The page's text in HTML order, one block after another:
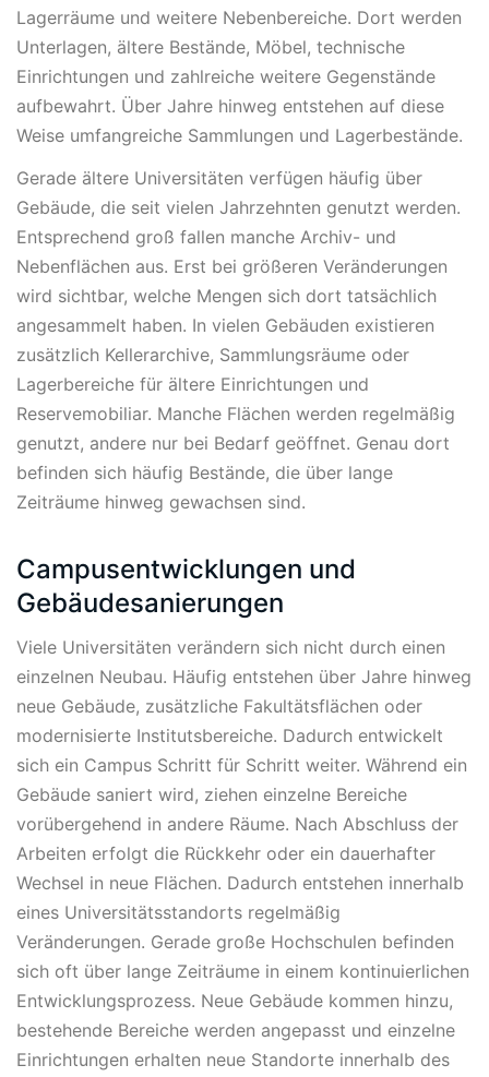
Lagerräume und weitere Nebenbereiche. Dort werden
Unterlagen, ältere Bestände, Möbel, technische
Einrichtungen und zahlreiche weitere Gegenstände
aufbewahrt. Über Jahre hinweg entstehen auf diese
Weise umfangreiche Sammlungen und Lagerbestände.
Gerade ältere Universitäten verfügen häufig über
Gebäude, die seit vielen Jahrzehnten genutzt werden.
Entsprechend groß fallen manche Archiv- und
Nebenflächen aus. Erst bei größeren Veränderungen
wird sichtbar, welche Mengen sich dort tatsächlich
angesammelt haben. In vielen Gebäuden existieren
zusätzlich Kellerarchive, Sammlungsräume oder
Lagerbereiche für ältere Einrichtungen und
Reservemobiliar. Manche Flächen werden regelmäßig
genutzt, andere nur bei Bedarf geöffnet. Genau dort
befinden sich häufig Bestände, die über lange
Zeiträume hinweg gewachsen sind.
Campusentwicklungen und
Gebäudesanierungen
Viele Universitäten verändern sich nicht durch einen
einzelnen Neubau. Häufig entstehen über Jahre hinweg
neue Gebäude, zusätzliche Fakultätsflächen oder
modernisierte Institutsbereiche. Dadurch entwickelt
sich ein Campus Schritt für Schritt weiter. Während ein
Gebäude saniert wird, ziehen einzelne Bereiche
vorübergehend in andere Räume. Nach Abschluss der
Arbeiten erfolgt die Rückkehr oder ein dauerhafter
Wechsel in neue Flächen. Dadurch entstehen innerhalb
eines Universitätsstandorts regelmäßig
Veränderungen. Gerade große Hochschulen befinden
sich oft über lange Zeiträume in einem kontinuierlichen
Entwicklungsprozess. Neue Gebäude kommen hinzu,
bestehende Bereiche werden angepasst und einzelne
Einrichtungen erhalten neue Standorte innerhalb des